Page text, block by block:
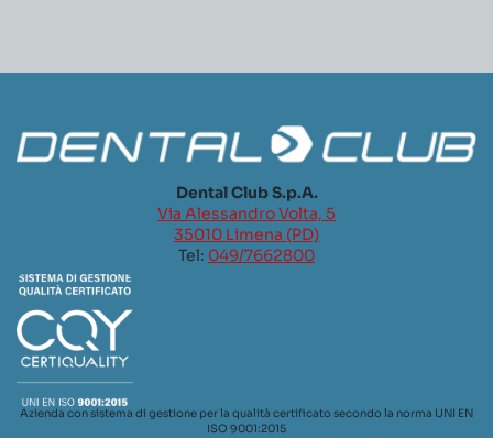
Dental Club S.p.A.
Via Alessandro Volta, 5
35010 Limena (PD)
Tel: 049/7662800
Azienda con sistema di gestione per la qualità certificato secondo la norma UNI EN
ISO 9001:2015